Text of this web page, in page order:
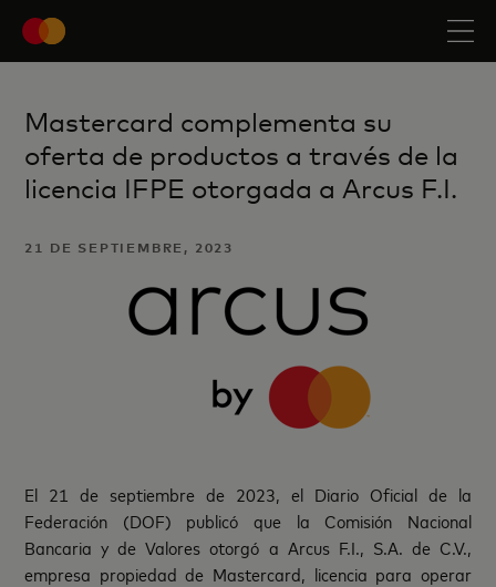
Mastercard complementa su
oferta de productos a través de la
licencia IFPE otorgada a Arcus F.I.
21 DE SEPTIEMBRE, 2023
El 21 de septiembre de 2023, el Diario Oficial de la
Federación (DOF) publicó que la Comisión Nacional
Bancaria y de Valores otorgó a Arcus F.I., S.A. de C.V.,
empresa propiedad de Mastercard, licencia para operar